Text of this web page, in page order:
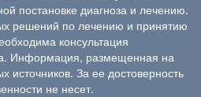
постановке диагноза и лечению.
решений по лечению и принятию
консультация
Информация, размещенная на
источников. За ее достоверность
не несет.